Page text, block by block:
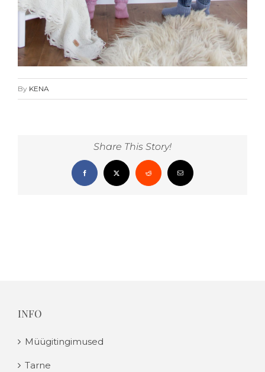
By KENA
Share This Story!
Facebook
X RedditEmail
INFO
Müügitingimused
Tarne